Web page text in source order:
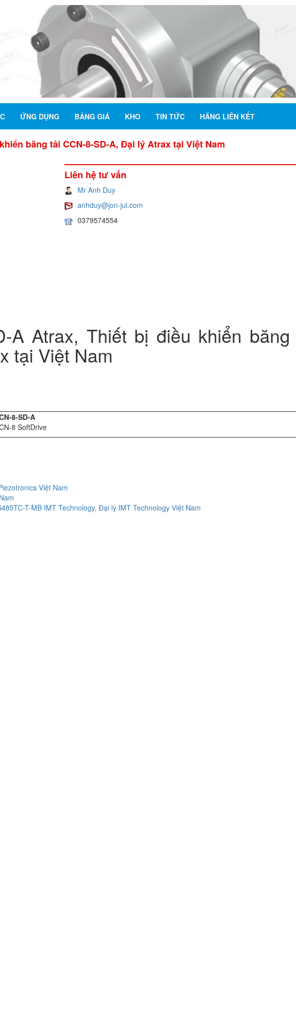
ỨNG DỤNG BẢNG GIÁ KHO TIN TỨC HÃNG LIÊN KẾT
băng tải CCN-8-SD-A, Đại lý Atrax tại Việt Nam
Liên hệ tư vấn
Mr Anh Duy
anhduy@jon-jul.com
0379574554
A Atrax, Thiết bị điều khiển
tại Việt Nam
8-SD-A
8 SoftDrive
Việt Nam
T-MB IMT Technology, Đại lý IMT Technology Việt Nam